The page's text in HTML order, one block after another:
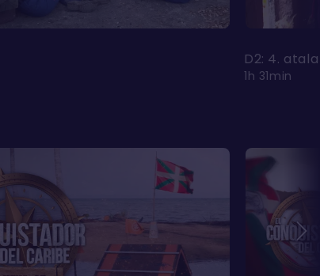
D2: 4. atala
1h 31min